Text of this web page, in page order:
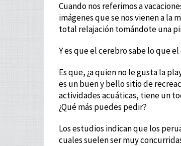
Cuando nos referimos a
imágenes que se nos vienen a la
total relajación tomándote una
Y es que el cerebro sabe lo que
Es que, ¿a quien no le gusta la
es un buen y bello sitio de
actividades acuáticas, tiene un
¿Qué más puedes pedir?
Los estudios indican que los
cuales suelen ser muy